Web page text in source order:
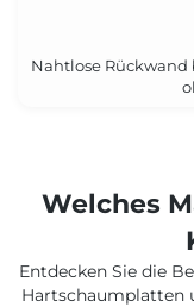
Nahtlose Rückwand
Welches
Entdecken Sie die
Hartschaumplatten